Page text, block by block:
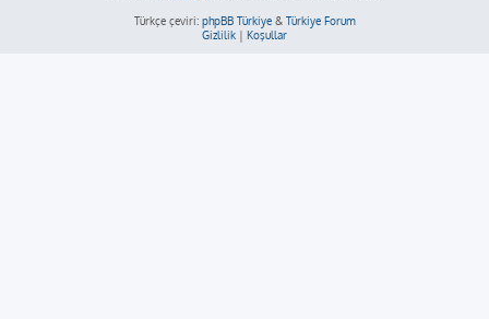
Türkçe çeviri: phpBB Türkiye& Türkiye Forum
Gizlilik | Koşullar